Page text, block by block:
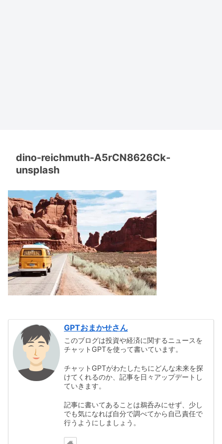
dino-reichmuth-A5rCN8626Ck-
unsplash
GPTおまかせさん
このブログは投資や経済に関するニュースを
チャットGPTを使って書いています。
チャットGPTがわたしたちにどんな未来を探
けてくれるのか、記事を日々アップデートし
ていきます。
記事に書いてあることは鵜呑みにせず、少し
でも気になれば自分で調べてから自己責任で
行うようにしましょう。